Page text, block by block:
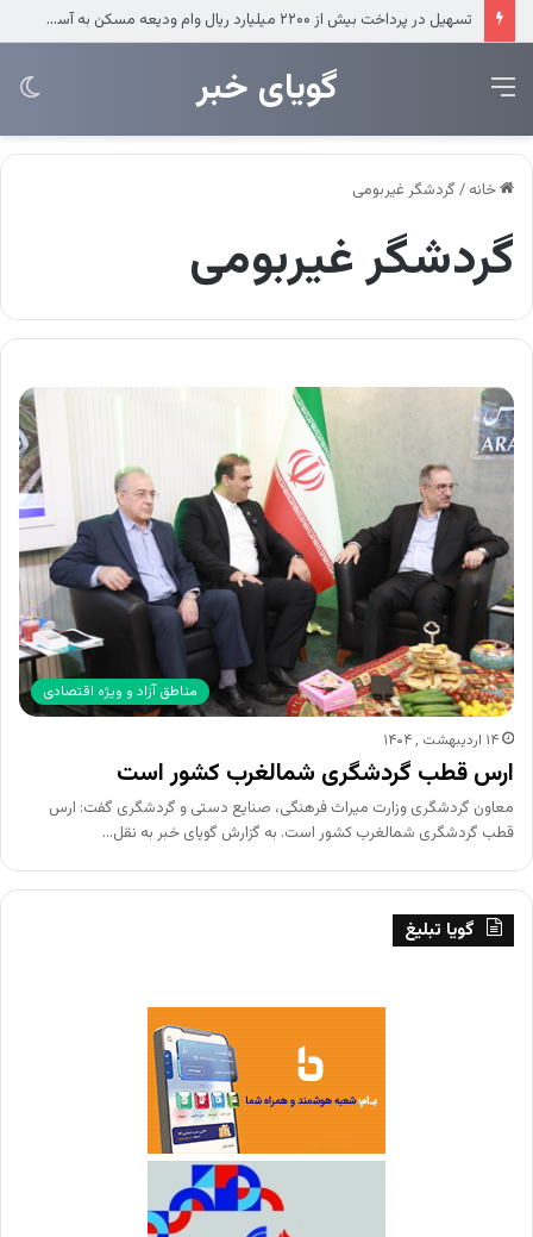
استقرار نخستین ایستگاه آتش‌نشانی در ریمدان
‌‌‌گویای خبر منو
خانه / گردشگر غیربومی
گردشگر غیربومی
مناطق آزاد و ویژه اقتصادی
۱۴ اردیبهشت , ۱۴۰۴
ارس قطب گردشگری شمالغرب کشور است
معاون گردشگری وزارت میراث فرهنگی، صنایع دستی و گردشگری گفت: ارس
قطب گردشگری شمالغرب کشور است. به گزارش گویای خبر به نقل…
گویا تبلیغ